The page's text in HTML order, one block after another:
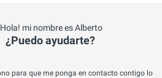
mi nombre es Alberto
¿Puedo ayudarte?
para que me ponga en contacto contigo lo